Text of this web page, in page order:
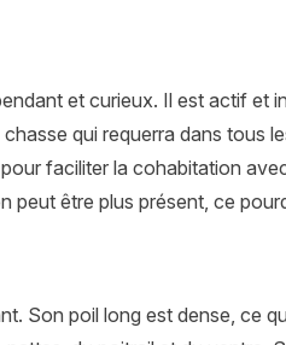
et curieux. Il est actif et
qui requerra dans tous
faciliter la cohabitation
être plus présent, ce
Son poil long est dense, ce